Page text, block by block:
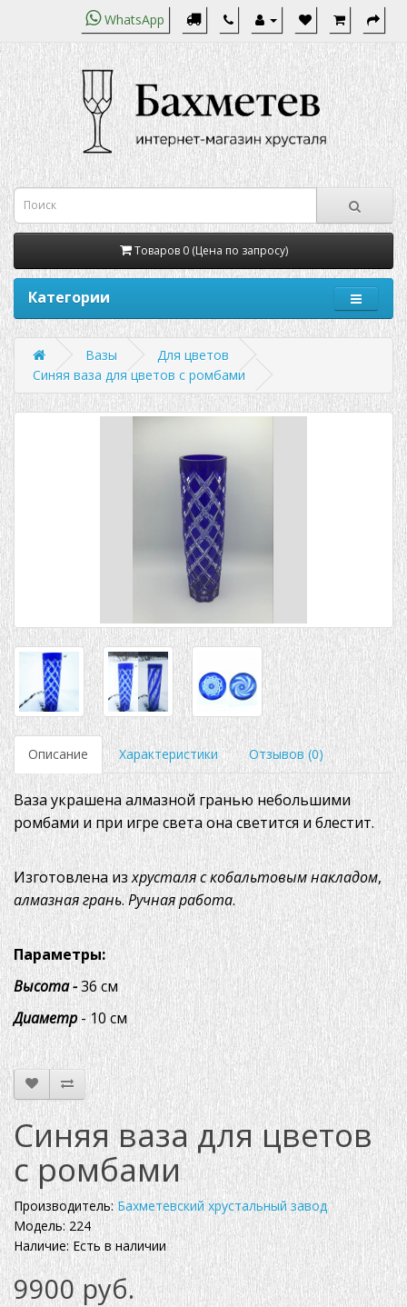
WhatsApp
Товаров 0 (Цена по запросу)
Категории
Вазы
Для цветов
Синяя ваза для цветов с ромбами
Описание Характеристики Отзывов (0)
Ваза украшена алмазной гранью небольшими
ромбами и при игре света она светится и блестит.
Изготовлена изхрусталя с кобальтовым накладом,
алмазная грань.Ручная работа.
Параметры:
Высота -36 см
Диаметр- 10 см
Синяя ваза для цветов
с ромбами
Производитель:Бахметевский хрустальный завод
Модель: 224
Наличие: Есть в наличии
9900 руб.